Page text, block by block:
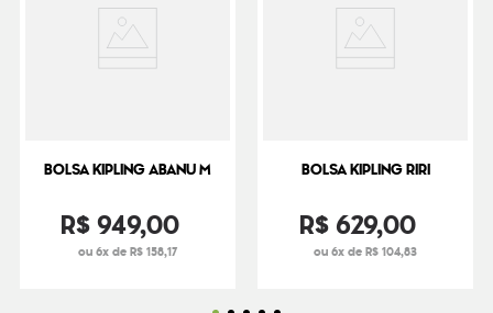
BOLSA KIPLING ABANU M
R$949,00
ou 6x de R$ 158,17
BOLSA KIPLING RIRI
R$ 629,00
ou 6x de R$ 104,83